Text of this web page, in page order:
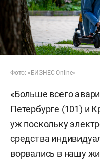
Фото: «БИЗНЕС Online»
«Больше всего
Петербурге (101) и
уж поскольку
средства
ворвались в нашу